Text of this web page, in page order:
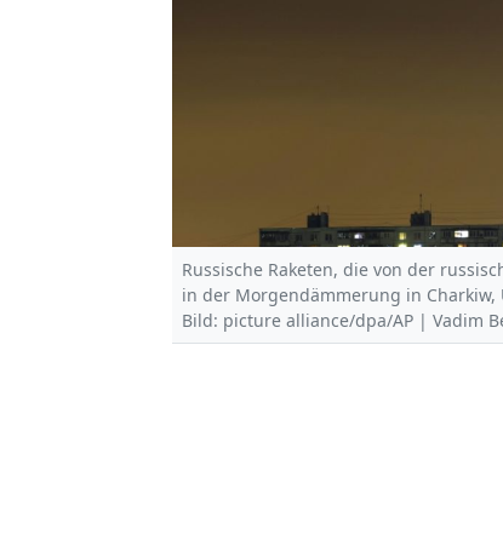
Russische Raketen, die von der
in der Morgendämmerung in
Bild: picture alliance/dpa/AP | Vadim